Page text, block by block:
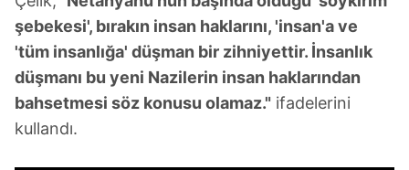
şebekesi', bırakın insan haklarını, 'insan'a ve
'tüm insanlığa' düşman bir zihniyettir. İnsanlık
düşmanı bu yeni Nazilerin insan haklarından
bahsetmesi söz konusu olamaz." ifadelerini
kullandı.